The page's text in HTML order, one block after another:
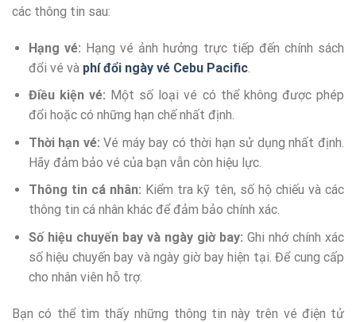
các thông tin sau:
Hạng vé: Hạng vé ảnh hưởng trực tiếp đến chính sách
đổi vé và phí đổi ngày vé Cebu Pacific.
Điều kiện vé: Một số loại vé có thể không được phép
đổi hoặc có những hạn chế nhất định.
Thời hạn vé: Vé máy bay có thời hạn sử dụng nhất định.
Hãy đảm bảo vé của bạn vẫn còn hiệu lực.
Thông tin cá nhân: Kiểm tra kỹ tên, số hộ chiếu và các
thông tin cá nhân khác để đảm bảo chính xác.
Số hiệu chuyến bay và ngày giờ bay: Ghi nhớ chính xác
số hiệu chuyến bay và ngày giờ bay hiện tại. Để cung cấp
cho nhân viên hỗ trợ.
Bạn có thể tìm thấy những thông tin này trên vé điện tử